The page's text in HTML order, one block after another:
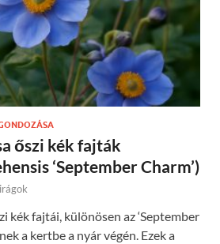
őszi kék fajták
‘September Charm’)
kék fajtái, különösen az ‘September
a kertbe a nyár végén. Ezek a